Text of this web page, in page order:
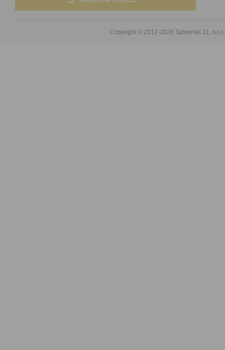
Copyright © 2012-2026 Tabernas 21, s.r.o.